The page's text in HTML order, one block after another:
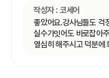
작성자 : 코세어
좋았어요.강사님들도 걱
실수가잇어도 바로잡아
열심히 해주시고 덕분에